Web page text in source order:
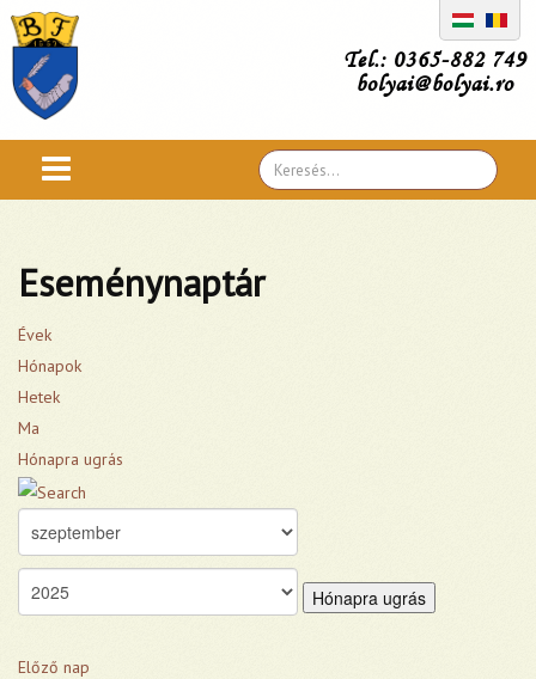
Tel.: 0365-882 749
bolyai@bolyai.ro
Search
...
Eseménynaptár
Évek
Hónapok
Hetek
Ma
Hónapra ugrás
Hónapra ugrás
Előző nap